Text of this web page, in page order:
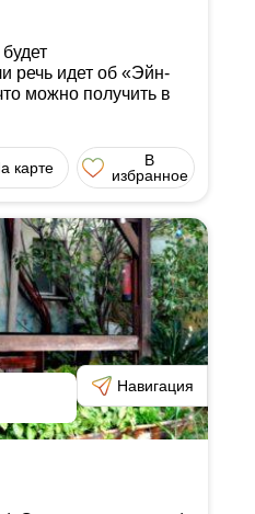
речь идет об «Эйн-
можно получить в
карте
В
избранное
Навигация